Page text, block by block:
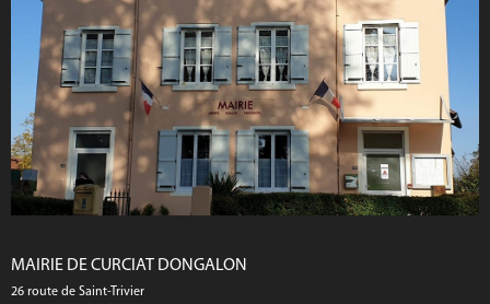
MAIRIE DE CURCIAT DONGALON
26 route de Saint-Trivier